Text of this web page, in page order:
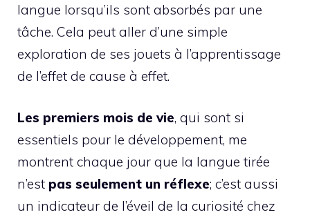
langue lorsqu’ils sont absorbés par une
tâche. Cela peut aller d’une simple
exploration de ses jouets à l’apprentissage
de l’effet de cause à effet.
Les premiers mois de vie, qui sont si
essentiels pour le développement, me
montrent chaque jour que la langue tirée
n’est pas seulement un réflexe; c’est aussi
un indicateur de l’éveil de la curiosité chez